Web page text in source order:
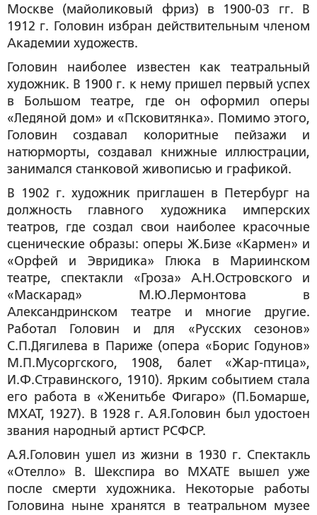
Москве (майоликовый фриз) в 1900-03 гг. В
1912 г. Головин избран действительным членом
Академии художеств.
Головин наиболее известен как театральный
художник. В 1900 г. к нему пришел первый успех
в Большом театре, где он оформил оперы
«Ледяной дом» и «Псковитянка». Помимо этого,
Головин создавал колоритные пейзажи и
натюрморты, создавал книжные иллюстрации,
занимался станковой живописью и графикой.
В 1902 г. художник приглашен в Петербург на
должность главного художника имперских
театров, где создал свои наиболее красочные
сценические образы: оперы Ж.Бизе «Кармен» и
«Орфей и Эвридика» Глюка в Мариинском
театре, спектакли «Гроза» А.Н.Островского и
«Маскарад» М.Ю.Лермонтова в
Александринском театре и многие другие.
Работал Головин и для «Русских сезонов»
С.П.Дягилева в Париже (опера «Борис Годунов»
М.П.Мусоргского, 1908, балет «Жар-птица»,
И.Ф.Стравинского, 1910). Ярким событием стала
его работа в «Женитьбе Фигаро» (П.Бомарше,
МХАТ, 1927). В 1928 г. А.Я.Головин был удостоен
звания народный артист РСФСР.
А.Я.Головин ушел из жизни в 1930 г. Спектакль
«Отелло» В. Шекспира во МХАТЕ вышел уже
после смерти художника. Некоторые работы
Головина ныне хранятся в театральном музее